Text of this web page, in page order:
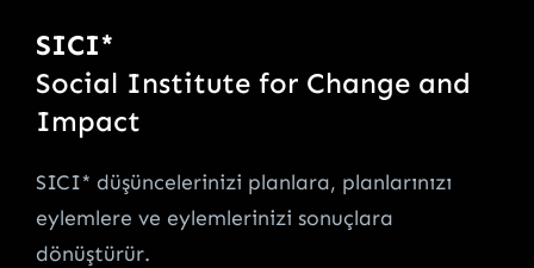
SICI*
Social Institute for Change and
Impact
SICI* düşüncelerinizi planlara, planlarınızı
eylemlere ve eylemlerinizi sonuçlara
dönüştürür.